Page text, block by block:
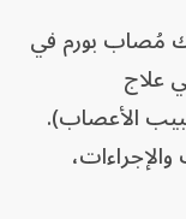
مُصاب بورم في
علاج
الأعصاب).